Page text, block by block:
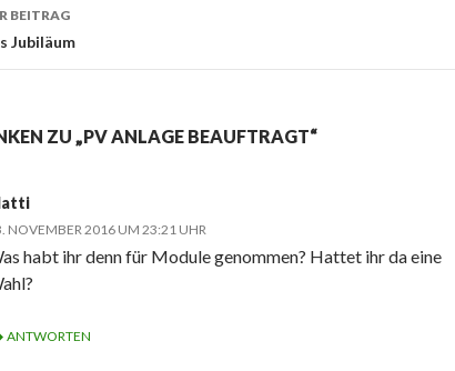
BEITRAG
Jubiläum
ZU „PV ANLAGE BEAUFTRAGT“
NOVEMBER 2016 UM 23:21 UHR
habt ihr denn für Module genommen? Hattet ihr da eine
ANTWORTEN